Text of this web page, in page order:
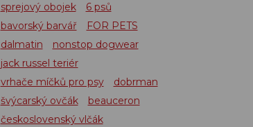
sprejový obojek
6 psů
bavorský barvář
FOR PETS
dalmatin
nonstop dogwear
jack russel teriér
vrhače míčků pro psy
dobrman
švýcarský ovčák
beauceron
československý vlčák